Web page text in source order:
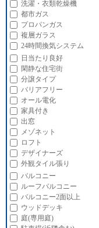
洗濯・衣類乾燥機
都市ガス
プロパンガス
複層ガラス
24時間換気システム
日当たり良好
閑静な住宅街
分譲タイプ
バリアフリー
オール電化
家具付き
出窓
メゾネット
ロフト
デザイナーズ
外観タイル張り
バルコニー
ルーフバルコニー
バルコニー2面以上
ウッドデッキ
庭(専用庭)